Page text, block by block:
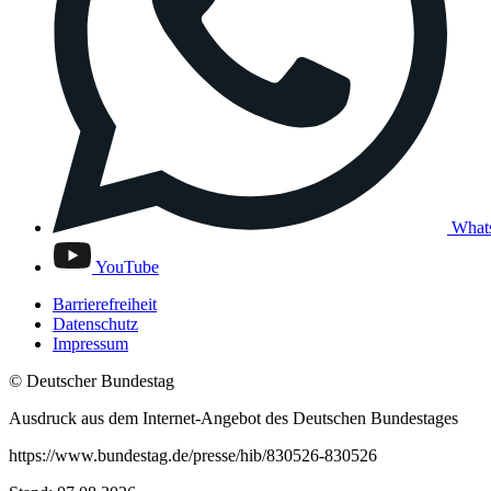
YouTube
Barrierefreiheit
Datenschutz
Impressum
© Deutscher Bundestag
Ausdruck aus dem Internet-Angebot des Deutschen Bundestages
https://www.bundestag.de/presse/hib/830526-830526